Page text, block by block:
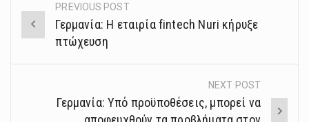
Post
navigation
PREVIOUS POST
Γερμανία: Η εταιρία fintech Nuri κήρυξε
πτώχευση
NEXT POST
Γερμανία: Υπό προϋποθέσεις, μπορεί να